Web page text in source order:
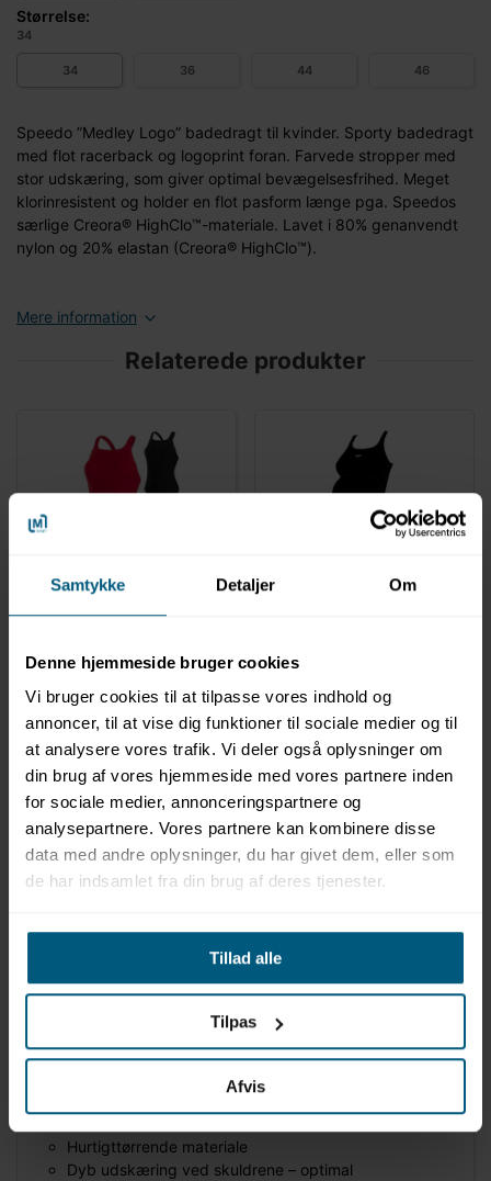
Samtykke Detaljer Om
Denne hjemmeside bruger cookies
Vi bruger cookies til at tilpasse vores indhold og
annoncer, til at vise dig funktioner til sociale medier og til
at analysere vores trafik. Vi deler også oplysninger om
din brug af vores hjemmeside med vores partnere inden
for sociale medier, annonceringspartnere og
analysepartnere. Vores partnere kan kombinere disse
data med andre oplysninger, du har givet dem, eller som
de har indsamlet fra din brug af deres tjenester.
Tillad alle
Tilpas
Afvis
Størrelse:
34
34 36 44 46
Speedo ”Medley Logo” badedragt til kvinder. Sporty badedragt
med flot racerback og logoprint foran. Farvede stropper med
stor udskæring, som giver optimal bevægelsesfrihed. Meget
klorinresistent og holder en flot pasform længe pga. Speedos
særlige Creora® HighClo™-materiale. Lavet i 80% genanvendt
nylon og 20% elastan (Creora® HighClo™).
Mere information
Relaterede produkter
131413471 131400370
Specifikationer
Badedragt til kvinder
Hurtigttørrende materiale
Dyb udskæring ved skuldrene – optimal